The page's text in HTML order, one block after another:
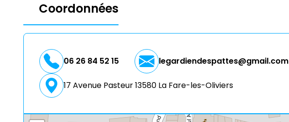
Coordonnées
06 26 84 52 15 legardiendespattes@gmail.com
17 Avenue Pasteur 13580 La Fare-les-Oliviers